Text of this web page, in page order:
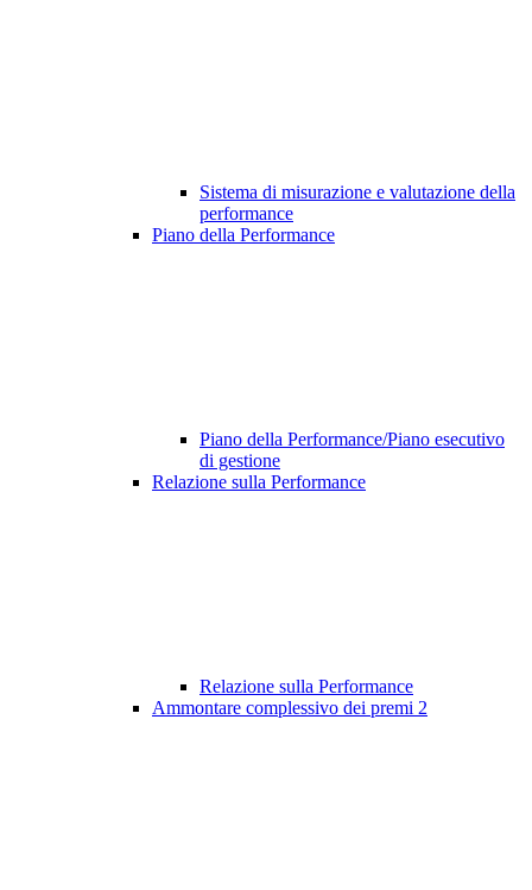
Sistema di misurazione e valutazione della
performance
Piano della Performance
Piano della Performance/Piano esecutivo
di gestione
Relazione sulla Performance
Relazione sulla Performance
Ammontare complessivo dei premi 2